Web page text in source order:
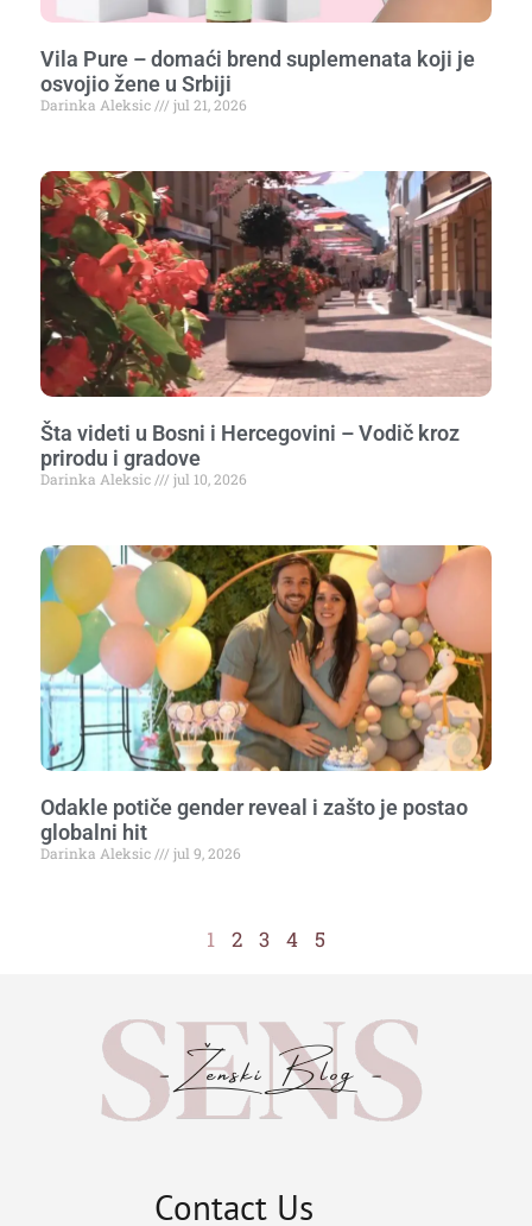
Vila Pure – domaći brend suplemenata koji je
osvojio žene u Srbiji
Darinka Aleksic jul 21, 2026
Šta videti u Bosni i Hercegovini – Vodič kroz
prirodu i gradove
Darinka Aleksic jul 10, 2026
Odakle potiče gender reveal i zašto je postao
globalni hit
Darinka Aleksic jul 9, 2026
1 2 3 4 5
Contact Us